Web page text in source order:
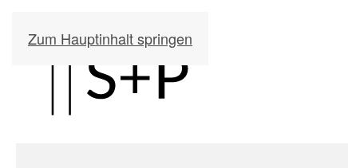
Zum Hauptinhalt springen